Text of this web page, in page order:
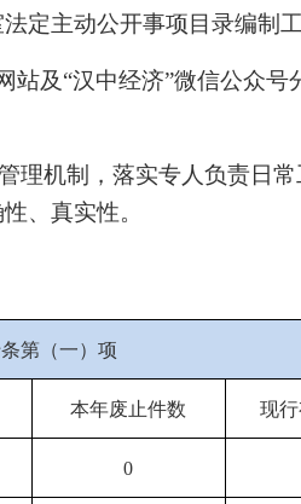
法定主动公开事项目录编制
站及“汉中经济”微信公众号
理机制，落实专人负责日
、真实性。
第（一）项
本年废止件数 现
0